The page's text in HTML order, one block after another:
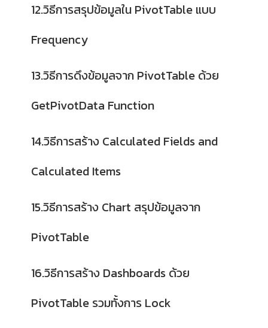
12.วิธีการสรุปข้อมูลใน PivotTable แบบ
Frequency
13.วิธีการดึงข้อมูลจาก PivotTable ด้วย
GetPivotData Function
14.วิธีการสร้าง Calculated Fields and
Calculated Items
15.วิธีการสร้าง Chart สรุปข้อมูลจาก
PivotTable
16.วิธีการสร้าง Dashboards ด้วย
PivotTable รวมทั้งการ Lock